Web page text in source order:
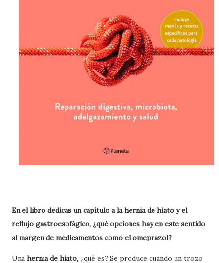
En el libro dedicas un capítulo a la hernia de hiato y el
reflujo gastroesofágico, ¿qué opciones hay en este sentido
al margen de medicamentos como el omeprazol?
Una hernia de hiato, ¿qué es? Se produce cuando un trozo